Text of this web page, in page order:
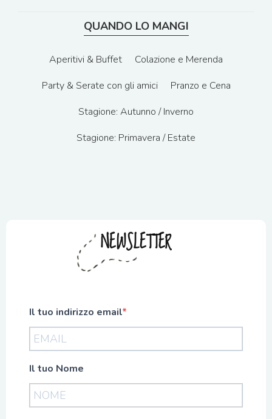
QUANDO LO MANGI
Aperitivi & Buffet
Colazione e Merenda
Party & Serate con gli amici
Pranzo e Cena
Stagione: Autunno / Inverno
Stagione: Primavera / Estate
NEWSLETTER
Il tuo indirizzo email
Il tuo Nome